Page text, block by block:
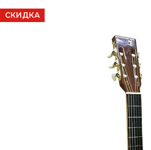
СКИДКА